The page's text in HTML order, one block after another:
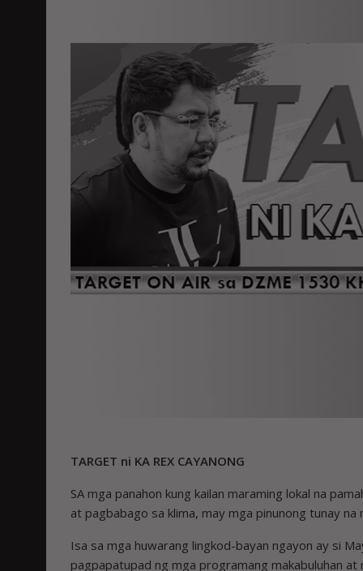
TARGET ni KA REX CAYANONG
SA mga panahon kung kailan maraming lokal na
at pagbabago sa klima, may mga pinunong tunay
Isa sa mga huwarang lingkod-bayan ngayon ay si
pagpapatupad ng mga programang makabuluhan at